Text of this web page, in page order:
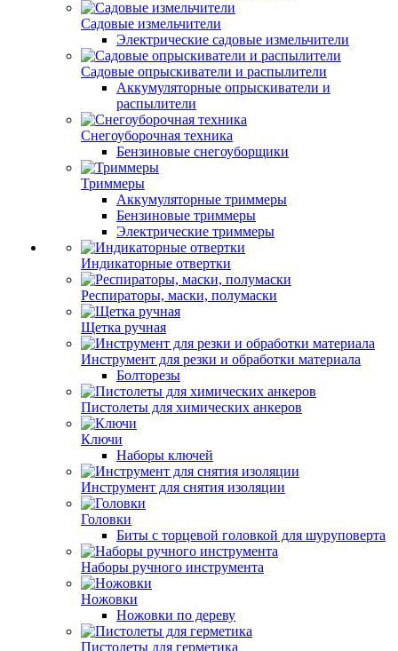
Садовые измельчители
Электрические садовые измельчители
Садовые опрыскиватели и распылители
Аккумуляторные опрыскиватели и
распылители
Снегоуборочная техника
Бензиновые снегоуборщики
Триммеры
Аккумуляторные триммеры
Бензиновые триммеры
Электрические триммеры
Индикаторные отвертки
Респираторы, маски, полумаски
Щетка ручная
Инструмент для резки и обработки материала
Болторезы
Пистолеты для химических анкеров
Ключи
Наборы ключей
Инструмент для снятия изоляции
Головки
Биты с торцевой головкой для шуруповерта
Наборы ручного инструмента
Ножовки
Ножовки по дереву
Пистолеты для герметика